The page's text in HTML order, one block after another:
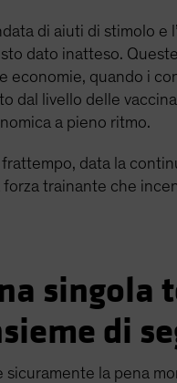
di aiuti di stimolo
dato inatteso.
economie, quando i
dal livello delle
a pieno ritmo.
frattempo, data la
forza trainante che
singola
di
sicuramente la pena